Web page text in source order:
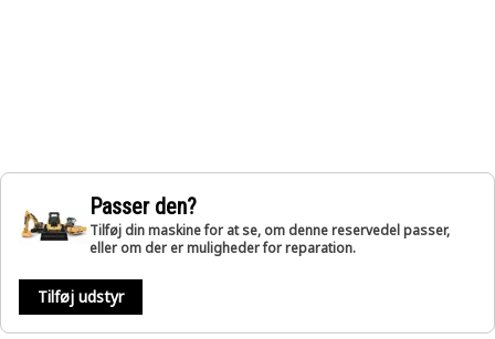
Passer den?
Tilføj din maskine for at se, om denne reservedel passer,
eller om der er muligheder for reparation.
Tilføj udstyr